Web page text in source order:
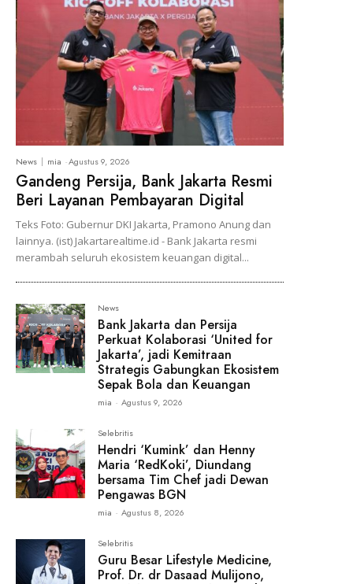
News mia -Agustus 9, 2026
Gandeng Persija, Bank Jakarta Resmi
Beri Layanan Pembayaran Digital
Teks Foto: Gubernur DKI Jakarta, Pramono Anung dan
lainnya. (ist) Jakartarealtime.id - Bank Jakarta resmi
merambah seluruh ekosistem keuangan digital...
News
Bank Jakarta dan Persija
Perkuat Kolaborasi ‘United for
Jakarta’, jadi Kemitraan
Strategis Gabungkan Ekosistem
Sepak Bola dan Keuangan
mia - Agustus 9, 2026
Selebritis
Hendri ‘Kumink’ dan Henny
Maria ‘RedKoki’, Diundang
bersama Tim Chef jadi Dewan
Pengawas BGN
mia - Agustus 8, 2026
Selebritis
Guru Besar Lifestyle Medicine,
Prof. Dr. dr Dasaad Mulijono,